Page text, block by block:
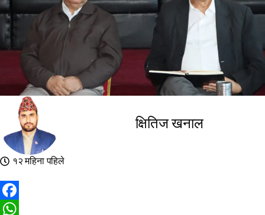
क्षितिज खनाल
१२ महिना पहिले
Facebook